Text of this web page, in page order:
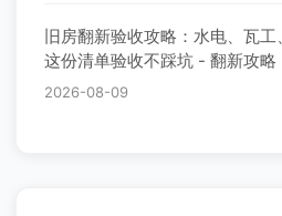
旧房翻新验收攻略：水电、瓦
这份清单验收不踩坑 - 翻新攻略
2026-08-09